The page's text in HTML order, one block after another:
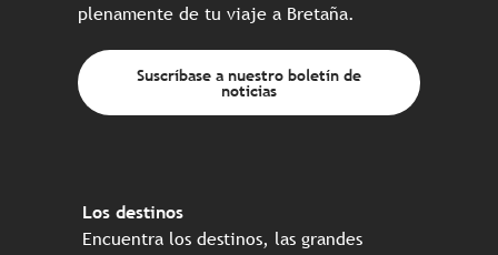
plenamente de tu viaje a Bretaña.
Suscríbase a nuestro boletín de
noticias
Los destinos
Encuentra los destinos, las grandes